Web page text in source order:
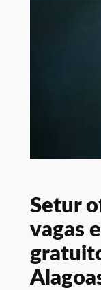
Setur
vagas